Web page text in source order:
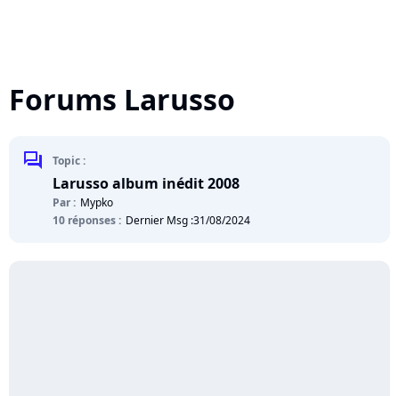
Forums Larusso
chat Topic :
Larusso album inédit 2008
Par : Mypko
10 réponses : Dernier Msg :31/08/2024